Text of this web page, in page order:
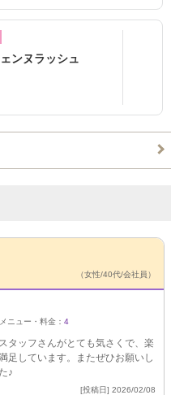
ンヌラッシュ
（女性/40代/会社員）
メニュー・料金： 4
タッフさんがとても気さくで、楽
足しています。またぜひお願いし
♪
[投稿日] 2026/02/08